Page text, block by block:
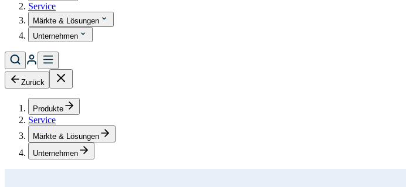
Service
Märkte & Lösungen
Unternehmen
Zurück
Produkte
Service
Märkte & Lösungen
Unternehmen